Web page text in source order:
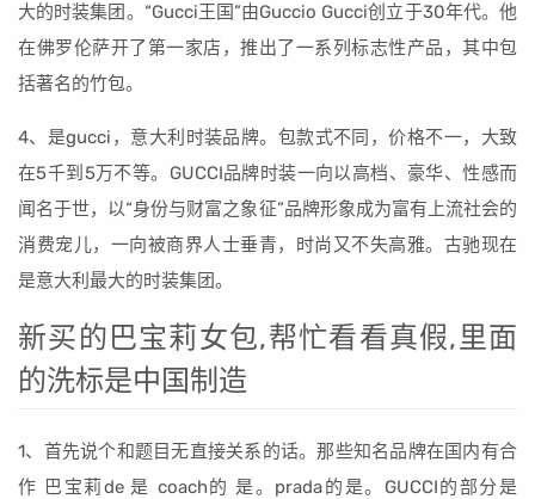
大的时装集团。“Gucci王国”由Guccio Gucci创立于30年代。他
在佛罗伦萨开了第一家店，推出了一系列标志性产品，其中包
括著名的竹包。
4、是gucci，意大利时装品牌。包款式不同，价格不一，大致
在5千到5万不等。GUCCI品牌时装一向以高档、豪华、性感而
闻名于世，以“身份与财富之象征”品牌形象成为富有上流社会的
消费宠儿，一向被商界人士垂青，时尚又不失高雅。古驰现在
是意大利最大的时装集团。
新买的巴宝莉女包,帮忙看看真假,里面
的洗标是中国制造
1、首先说个和题目无直接关系的话。那些知名品牌在国内有合
作 巴宝莉de 是 coach的 是。prada的是。GUCCI的部分是